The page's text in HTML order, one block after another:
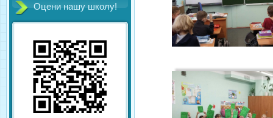
Оцени нашу школу!